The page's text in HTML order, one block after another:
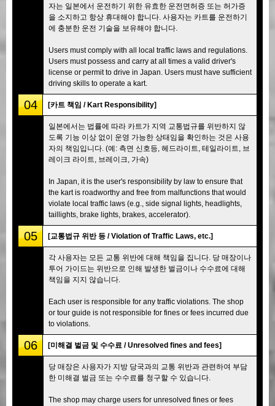
자는 일본에서 운전하기 위한 유효한 운전면허증 또는 허가증
을 소지하고 항상 휴대해야 합니다. 사용자는 카트를 운전하기
에 충분한 운전 기술을 보유해야 합니다.
Users must comply with all local traffic laws and regulations.
Users must possess and carry at all times a valid driver's
license or permit to drive in Japan. Users must have sufficient
driving skills to operate a kart.
04 [카트 책임 / Kart Responsibility]
일본에서는 법률에 따라 카트가 지역 교통법규를 위반하지 않
도록 기능 이상 없이 운영 가능한 상태임을 확인하는 것은 사용
자의 책임입니다. (예: 측면 신호등, 헤드라이트, 테일라이트, 브
레이크 라이트, 브레이크, 가속)
In Japan, it is the user's responsibility by law to ensure that
the kart is roadworthy and free from malfunctions that would
violate local traffic laws (e.g., side signal lights, headlights,
taillights, brake lights, brakes, accelerator).
05 [교통법규 위반 등 / Violation of Traffic Laws, etc.]
각 사용자는 모든 교통 위반에 대해 책임을 집니다. 당 매장이나
투어 가이드는 위반으로 인해 발생한 벌금이나 수수료에 대해
책임을 지지 않습니다.
Each user is responsible for any traffic violations. The shop
or tour guide is not responsible for fines or fees incurred due
to violations.
06 [미해결 벌금 및 수수료 / Unresolved fines and fees]
당 매장은 사용자가 지방 당국과의 교통 위반과 관련하여 부담
한 미해결 벌금 또는 수수료를 청구할 수 있습니다.
The shop may charge users for unresolved fines or fees